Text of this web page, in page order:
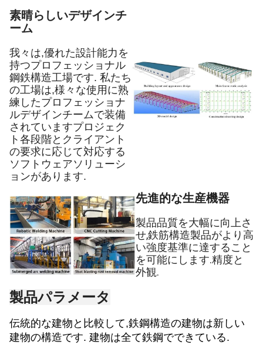
素晴らしいデザインチ
ーム
我々は,優れた設計能力を
持つプロフェッショナル
鋼鉄構造工場です. 私たち
の工場は,様々な使用に熟
練したプロフェッショナ
ルデザインチームで装備
されていますプロジェク
ト各段階とクライアント
の要求に応じて対応する
ソフトウェアソリューシ
ョンがあります.
先進的な生産機器
製品品質を大幅に向上さ
せ,鉄筋構造製品がより高
い強度基準に達すること
を可能にします.精度と
外観.
製品パラメータ
伝統的な建物と比較して,鉄鋼構造の建物は新しい
建物の構造です. 建物は全て鉄鋼でできている.